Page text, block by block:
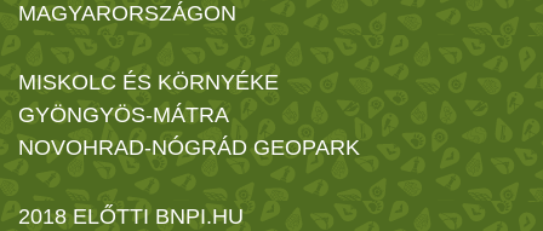
MAGYARORSZÁGON
MISKOLC ÉS KÖRNYÉKE
GYÖNGYÖS-MÁTRA
NOVOHRAD-NÓGRÁD GEOPARK
2018 ELŐTTI BNPI.HU